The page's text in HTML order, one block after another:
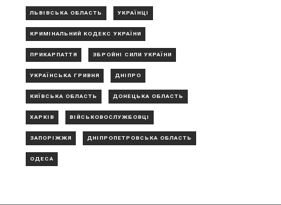
ЛЬВІВСЬКА ОБЛАСТЬ УКРАЇНЦІ
КРИМІНАЛЬНИЙ КОДЕКС УКРАЇНИ
ПРИКАРПАТТЯ ЗБРОЙНІ СИЛИ УКРАЇНИ
УКРАЇНСЬКА ГРИВНЯ ДНІПРО
КИЇВСЬКА ОБЛАСТЬ ДОНЕЦЬКА ОБЛАСТЬ
ХАРКІВ ВІЙСЬКОВОСЛУЖБОВЦІ
ЗАПОРІЖЖЯ ДНІПРОПЕТРОВСЬКА ОБЛАСТЬ
ОДЕСА